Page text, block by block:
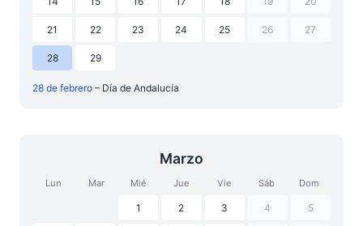
21 22 23 24 25 26 27
28 29
28 de febrero – Día de Andalucía
Marzo
Lun Mar Mié Jue Vie Sáb Dom
1 2 3 4 5